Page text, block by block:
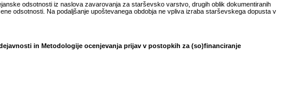
odsotnosti iz naslova zavarovanja za starševsko varstvo, drugih oblik dokumentiranih
odsotnosti. Na podaljšanje upoštevanega obdobja ne vpliva izraba starševskega dopusta v
in Metodologije ocenjevanja prijav v postopkih za (so)financiranje